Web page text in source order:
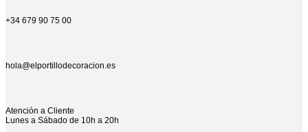
+34 679 90 75 00
hola@elportillodecoracion.es
Atención a Cliente
Lunes a Sábado de 10h a 20h